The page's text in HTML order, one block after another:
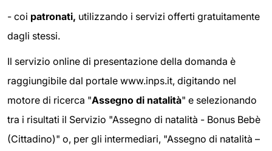
- coi patronati, utilizzando i servizi offerti gratuitamente
dagli stessi.
Il servizio online di presentazione della domanda è
raggiungibile dal portale www.inps.it, digitando nel
motore di ricerca "Assegno di natalità" e selezionando
tra i risultati il Servizio "Assegno di natalità - Bonus Bebè
(Cittadino)" o, per gli intermediari, "Assegno di natalità –